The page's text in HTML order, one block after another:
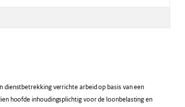
verrichte arbeid op basis van een
hoofde inhoudingsplichtig voor de loonbelasting en